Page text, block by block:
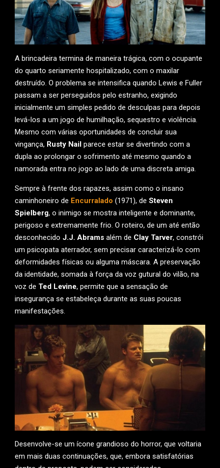
A brincadeira termina de maneira trágica, com o ocupante
do quarto seriamente hospitalizado, com o maxilar
destruído. O problema se intensifica quando Lewis e Fuller
passam a ser perseguidos pelo estranho, exigindo
inicialmente um simples pedido de desculpas para depois
levá-los a um jogo de humilhação, sequestro e violência.
Mesmo com várias oportunidades de concluir sua
vingança, Rusty Nail parece estar se divertindo com a
dupla ao prolongar o sofrimento até mesmo quando a
namorada entra no jogo ao lado de uma discreta amiga.
Sempre à frente dos rapazes, assim como o insano
caminhoneiro de Encurralado (1971), de Steven
Spielberg, o inimigo se mostra inteligente e dominante,
perigoso e extremamente frio. O roteiro, de um até então
desconhecido J.J. Abrams além de Clay Tarver, constrói
um psicopata aterrador, sem precisar caracterizá-lo com
deformidades físicas ou alguma máscara. A preservação
da identidade, somada à força da voz gutural do vilão, na
voz de Ted Levine, permite que a sensação de
insegurança se estabeleça durante as suas poucas
manifestações.
Desenvolve-se um ícone grandioso do horror, que voltaria
em mais duas continuações, que, embora satisfatórias